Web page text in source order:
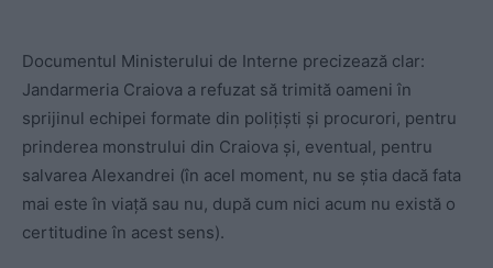
Documentul Ministerului de Interne precizează clar:
Jandarmeria Craiova a refuzat să trimită oameni în
sprijinul echipei formate din polițiști și procurori, pentru
prinderea monstrului din Craiova și, eventual, pentru
salvarea Alexandrei (în acel moment, nu se știa dacă fata
mai este în viață sau nu, după cum nici acum nu există o
certitudine în acest sens).